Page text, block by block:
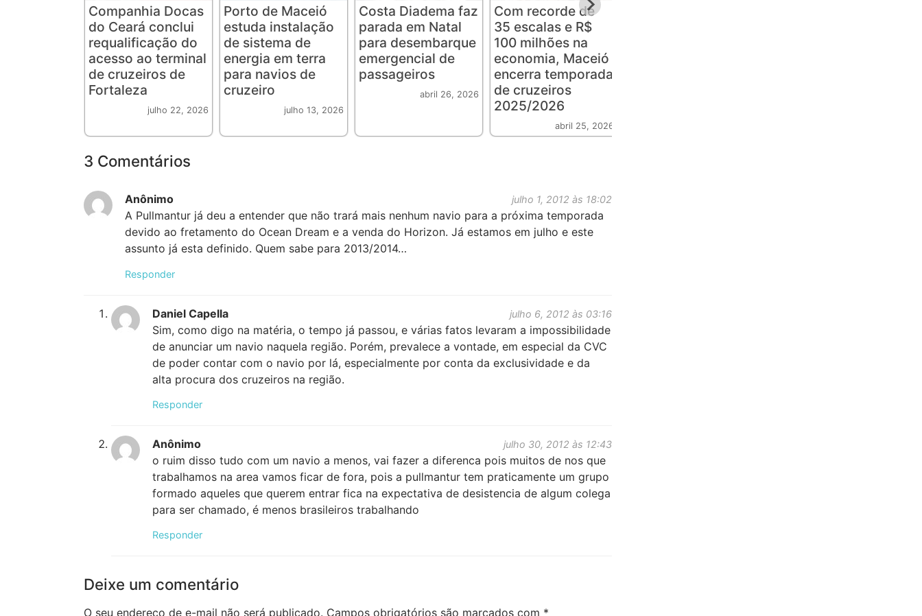
Companhia Docas
do Ceará conclui
requalificação do
acesso ao terminal
de cruzeiros de
Fortaleza
julho 22, 2026
Porto de Maceió
estuda instalação
de sistema de
energia em terra
para navios de
cruzeiro
julho 13, 2026
Costa Diadema faz
parada em Natal
para desembarque
emergencial de
passageiros
abril 26, 2026
Com recorde de
35 escalas e R$
100 milhões na
economia, Maceió
encerra temporada
de cruzeiros
2025/2026
abril 25, 2026
3 Comentários
Anônimo julho 1, 2012 às 18:02
A Pullmantur já deu a entender que não trará mais nenhum navio para a próxima temporada
devido ao fretamento do Ocean Dream e a venda do Horizon. Já estamos em julho e este
assunto já esta definido. Quem sabe para 2013/2014…
Responder
Daniel Capella julho 6, 2012 às 03:16
Sim, como digo na matéria, o tempo já passou, e várias fatos levaram a impossibilidade
de anunciar um navio naquela região. Porém, prevalece a vontade, em especial da CVC
de poder contar com o navio por lá, especialmente por conta da exclusividade e da
alta procura dos cruzeiros na região.
Responder
Anônimo julho 30, 2012 às 12:43
o ruim disso tudo com um navio a menos, vai fazer a diferenca pois muitos de nos que
trabalhamos na area vamos ficar de fora, pois a pullmantur tem praticamente um grupo
formado aqueles que querem entrar fica na expectativa de desistencia de algum colega
para ser chamado, é menos brasileiros trabalhando
Responder
Deixe um comentário
O seu endereço de e-mail não será publicado. Campos obrigatórios são marcados com *